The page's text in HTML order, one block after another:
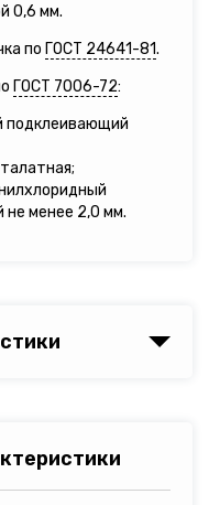
0,6 мм.
по ГОСТ 24641-81.
ГОСТ 7006-72:
подклеивающий
менее 2,0 мм.